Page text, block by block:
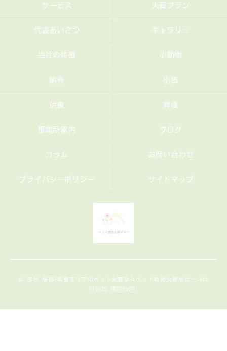
サービス 火葬プラン
代表あいさつ ギャラリー
当社の特徴 小動物
納骨 出張
供養 葬儀
事業所案内 ブログ
コラム お問い合わせ
プライバシーポリシー サイトマップ
© 2026 福岡･筑豊エリアのペット火葬ならペット訪問火葬ポピー ALL
RIGHTS RESERVED.